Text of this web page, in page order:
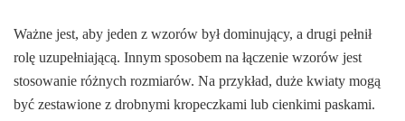
Ważne jest, aby jeden z wzorów był dominujący, a drugi pełnił
rolę uzupełniającą. Innym sposobem na łączenie wzorów jest
stosowanie różnych rozmiarów. Na przykład, duże kwiaty mogą
być zestawione z drobnymi kropeczkami lub cienkimi paskami.